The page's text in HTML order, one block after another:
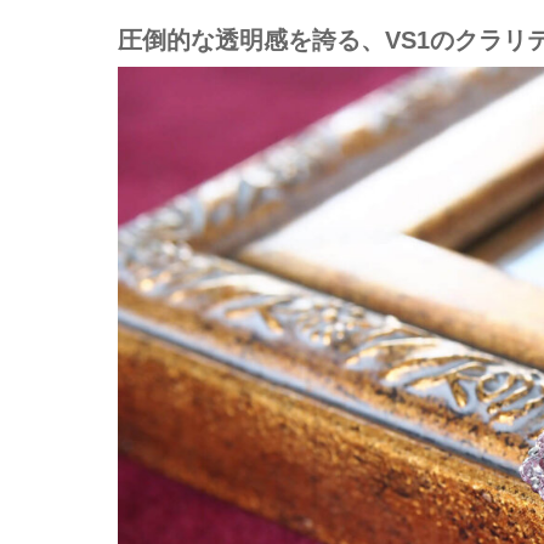
圧倒的な透明感を誇る、VS1のクラリ